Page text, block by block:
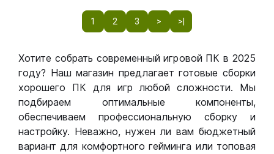
1 2 3 > >|
Хотите собрать современный игровой ПК в 2025
году? Наш магазин предлагает готовые сборки
хорошего ПК для игр любой сложности. Мы
подбираем оптимальные компоненты,
обеспечиваем профессиональную сборку и
настройку. Неважно, нужен ли вам бюджетный
вариант для комфортного гейминга или топовая